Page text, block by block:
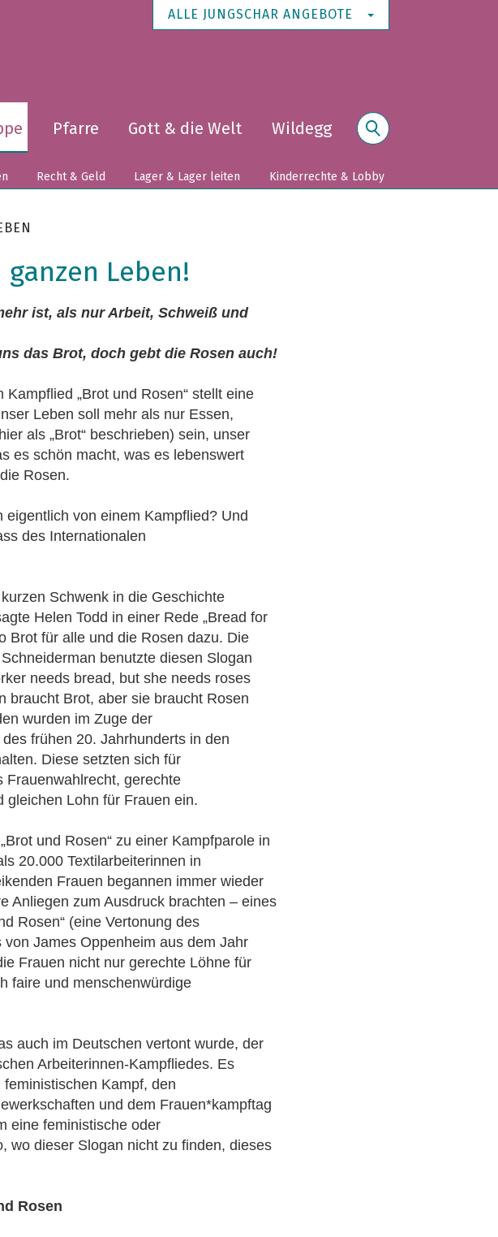
ALLE JUNGSCHAR ANGEBOTE
Pfarre Gott & die Welt Wildegg
Recht & Geld Lager & Lager leiten Kinderrechte & Lobby
Leben!
ist, als nur Arbeit, Schweiß und
das Brot, doch gebt die Rosen auch!
Kampflied „Brot und Rosen“ stellt eine
Leben soll mehr als nur Essen,
als „Brot“ beschrieben) sein, unser
es schön macht, was es lebenswert
Rosen.
eigentlich von einem Kampflied? Und
des Internationalen
Schwenk in die Geschichte
Helen Todd in einer Rede „Bread for
Brot für alle und die Rosen dazu. Die
benutzte diesen Slogan
needs bread, but she needs roses
braucht Brot, aber sie braucht Rosen
wurden im Zuge der
frühen 20. Jahrhunderts in den
Diese setzten sich für
Frauenwahlrecht, gerechte
gleichen Lohn für Frauen ein.
und Rosen“ zu einer Kampfparole in
20.000 Textilarbeiterinnen in
Frauen begannen immer wieder
Anliegen zum Ausdruck brachten – eines
Rosen“ (eine Vertonung des
James Oppenheim aus dem Jahr
Frauen nicht nur gerechte Löhne für
faire und menschenwürdige
auch im Deutschen vertont wurde, der
Arbeiterinnen-Kampfliedes. Es
Kampf, den
und dem Frauen*kampftag
eine feministische oder
wo dieser Slogan nicht zu finden, dieses
Rosen